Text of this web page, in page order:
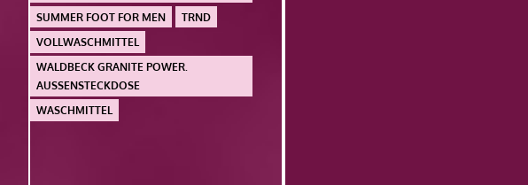
SUMMER FOOT FOR MEN
TRND
VOLLWASCHMITTEL
WALDBECK GRANITE POWER.
AUSSENSTECKDOSE
WASCHMITTEL